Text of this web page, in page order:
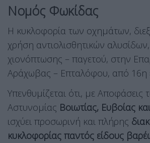
Νομός Φωκίδας
Η κυκλοφορία των οχημάτων,
χρήση αντιολισθητικών
χιονόπτωσης – παγετού, στην
Αράχωβας – Επταλόφου, από 16η
Υπενθυμίζεται ότι, με Αποφάσεις
Αστυνομίας Βοιωτίας, Ευβοίας
ισχύει προσωρινή και πλήρης
κυκλοφορίας παντός είδους